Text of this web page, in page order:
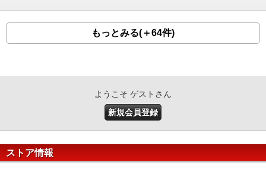
もっとみる(＋64件)
ようこそ ゲストさん
新規会員登録
ストア情報